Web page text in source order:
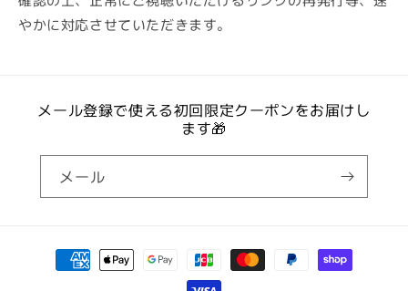
やかに対応させていただきます。
メール登録で使える初回限定クーポンをお届けし
ます🎁
メール